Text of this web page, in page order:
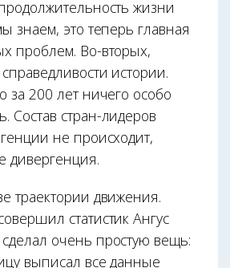
жизни
знаем, это теперь главная
проблем. Во-вторых,
истории.
за 200 лет ничего особо
Состав стран-лидеров
не происходит,
дивергенция.
траектории движения.
статистик Ангус
очень простую вещь:
выписал все данные